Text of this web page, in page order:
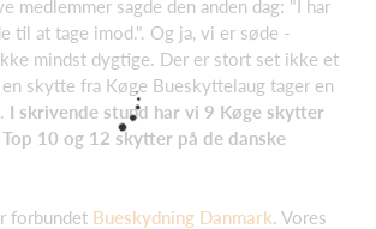
medlemmer sagde den anden dag: "I har
til at tage imod.". Og ja, vi er søde -
mindst dygtige. Der er stort set ikke et
skytte fra Køge Bueskyttelaug tager en
I skrivende stund har vi 9 Køge skytter
10 og 12 skytter på de danske
forbundet Bueskydning Danmark. Vores